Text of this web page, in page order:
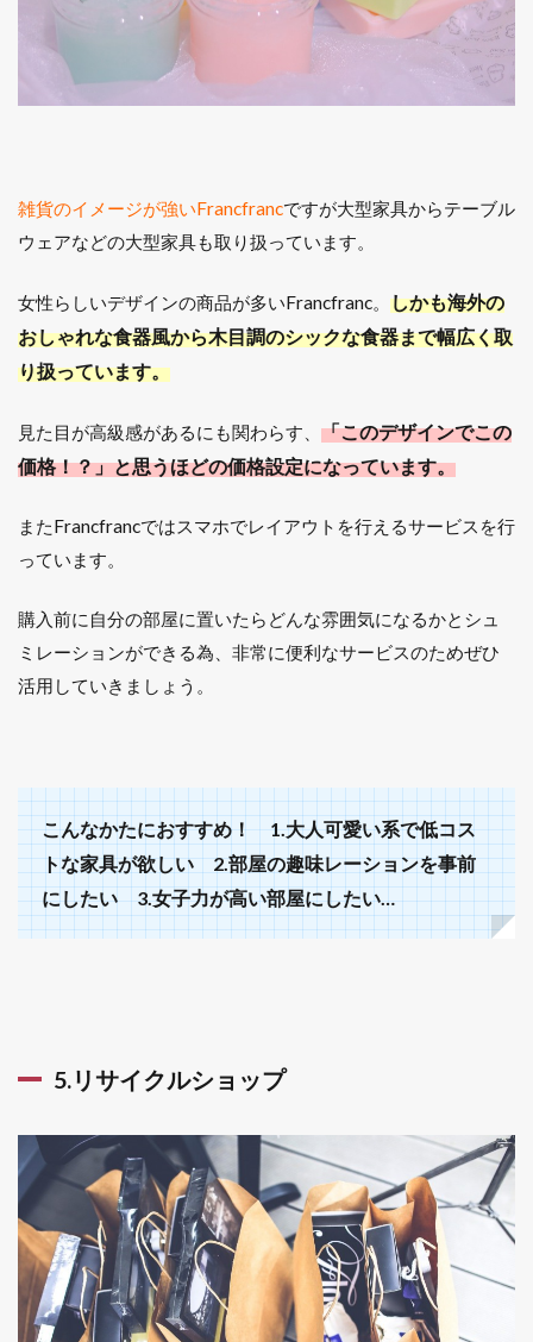
雑貨のイメージが強いFrancfrancですが大型家具からテーブル
ウェアなどの大型家具も取り扱っています。
女性らしいデザインの商品が多いFrancfranc。 しかも海外の
おしゃれな食器風から木目調のシックな食器まで幅広く取
り扱っています。
見た目が高級感があるにも関わらす、 「このデザインでこの
価格！？」と思うほどの価格設定になっています。
またFrancfrancではスマホでレイアウトを行えるサービスを行
っています。
購入前に自分の部屋に置いたらどんな雰囲気になるかとシュ
ミレーションができる為、非常に便利なサービスのためぜひ
活用していきましょう。
こんなかたにおすすめ！ 1.大人可愛い系で低コス
トな家具が欲しい 2.部屋の趣味レーションを事前
にしたい 3.女子力が高い部屋にしたい…
5.リサイクルショップ